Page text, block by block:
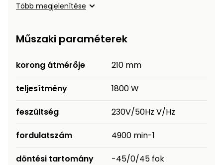
Több megjelenítése
Műszaki paraméterek
korong átmérője 210 mm
teljesítmény 1800 W
feszültség 230V/50Hz V/Hz
fordulatszám 4900 min-1
döntési tartomány -45/0/45 fok